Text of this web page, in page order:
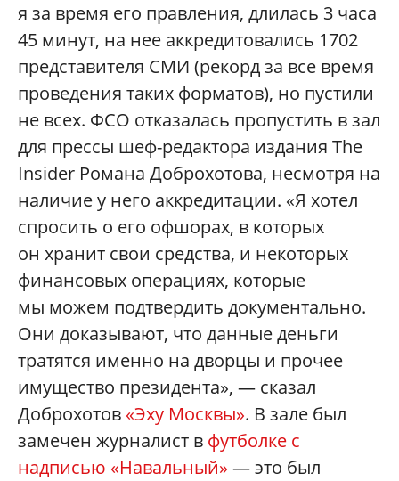
я за время его правления, длилась 3 часа
45 минут, на нее аккредитовались 1702
представителя СМИ (рекорд за все время
проведения таких форматов), но пустили
не всех. ФСО отказалась пропустить в зал
для прессы шеф-редактора издания The
Insider Романа Доброхотова, несмотря на
наличие у него аккредитации. «Я хотел
спросить о его офшорах, в которых
он хранит свои средства, и некоторых
финансовых операциях, которые
мы можем подтвердить документально.
Они доказывают, что данные деньги
тратятся именно на дворцы и прочее
имущество президента», — сказал
Доброхотов «Эху Москвы». В зале был
замечен журналист в футболке с
надписью «Навальный» — это был